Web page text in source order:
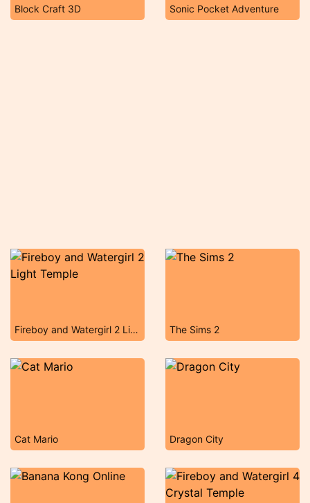
Block Craft 3D Sonic Pocket Adventure
Fireboy and Watergirl 2 Light Temple The Sims 2
Cat Mario Dragon City